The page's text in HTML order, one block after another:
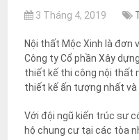
3 Tháng 4, 2019
Nội thất Mộc Xinh là đơn
Công ty Cổ phần Xây
thiết kế thi công nội thất
thiết kế ấn tượng nhất và
Với đội ngũ kiến trúc sư
hộ chung cư tại các tòa